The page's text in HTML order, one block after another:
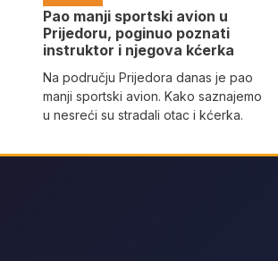
Pao manji sportski avion u
Prijedoru, poginuo poznati
instruktor i njegova kćerka
Na području Prijedora danas je pao
manji sportski avion. Kako saznajemo
u nesreći su stradali otac i kćerka.